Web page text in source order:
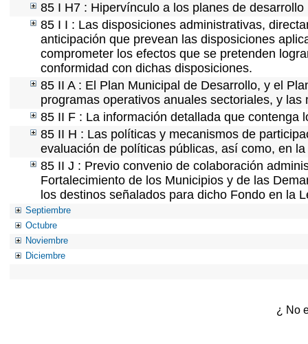
85 I H7 : Hipervínculo a los planes de desarrollo
85 I I : Las disposiciones administrativas,
anticipación que prevean las disposiciones
comprometer los efectos que se pretenden
conformidad con dichas disposiciones.
85 II A : El Plan Municipal de Desarrollo, y el
programas operativos anuales sectoriales, y
85 II F : La información detallada que contenga
85 II H : Las políticas y mecanismos de
evaluación de políticas públicas, así como, en
85 II J : Previo convenio de colaboración
Fortalecimiento de los Municipios y de las
los destinos señalados para dicho Fondo en la
Septiembre
Octubre
Noviembre
Diciembre
¿ No